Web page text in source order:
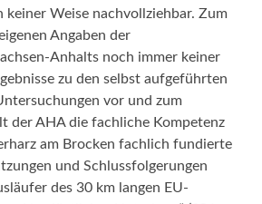
keiner Weise nachvollziehbar. Zum
Angaben der
Anhalts noch immer keiner
zu den selbst aufgeführten
vor und zum
der AHA die fachliche Kompetenz
am Brocken fachlich fundierte
und Schlussfolgerungen
des 30 km langen EU-